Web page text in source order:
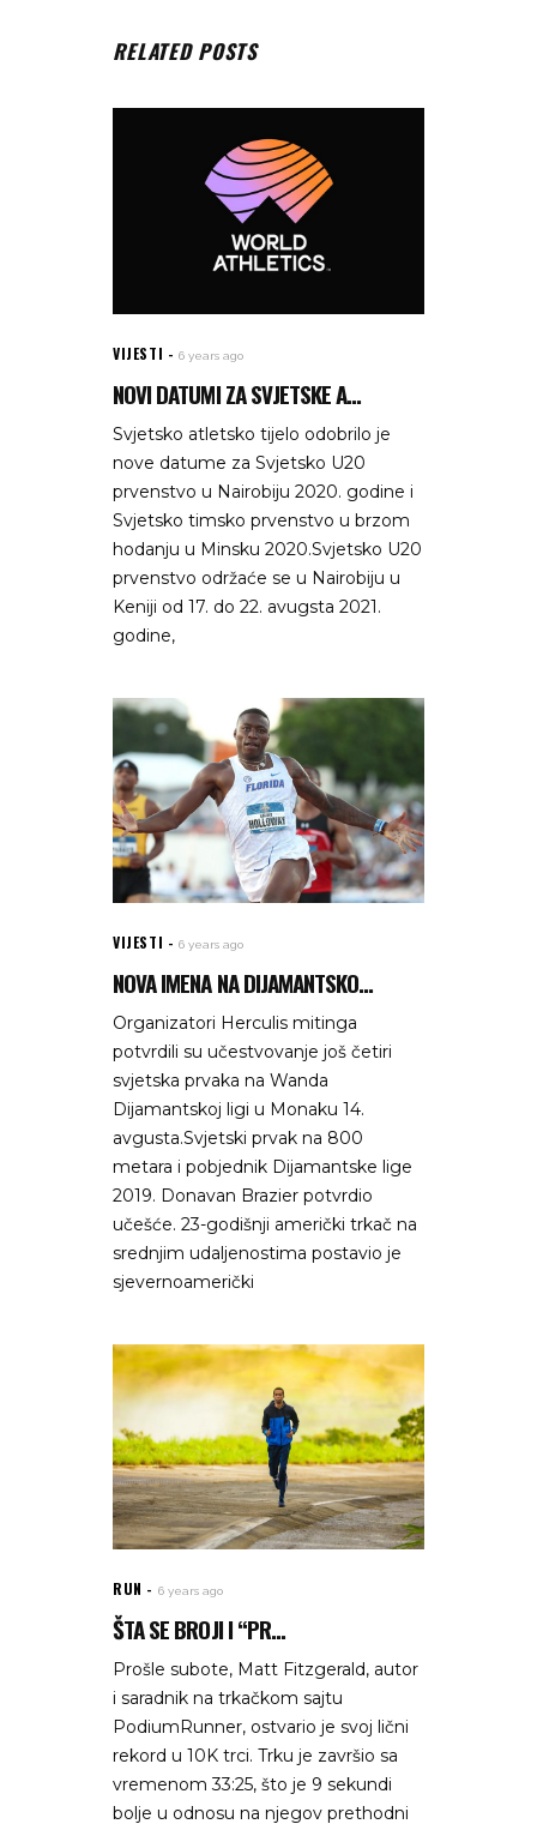
RELATED POSTS
VIJESTI 6 years ago
NOVI DATUMI ZA SVJETSKE A...
Svjetsko atletsko tijelo odobrilo je
nove datume za Svjetsko U20
prvenstvo u Nairobiju 2020. godine i
Svjetsko timsko prvenstvo u brzom
hodanju u Minsku 2020.Svjetsko U20
prvenstvo održaće se u Nairobiju u
Keniji od 17. do 22. avugsta 2021.
godine,
VIJESTI 6 years ago
NOVA IMENA NA DIJAMANTSKO...
Organizatori Herculis mitinga
potvrdili su učestvovanje još četiri
svjetska prvaka na Wanda
Dijamantskoj ligi u Monaku 14.
avgusta.Svjetski prvak na 800
metara i pobjednik Dijamantske lige
2019. Donavan Brazier potvrdio
učešće. 23-godišnji američki trkač na
srednjim udaljenostima postavio je
sjevernoamerički
RUN 6 years ago
ŠTA SE BROJI I “PR...
Prošle subote, Matt Fitzgerald, autor
i saradnik na trkačkom sajtu
PodiumRunner, ostvario je svoj lični
rekord u 10K trci. Trku je završio sa
vremenom 33:25, što je 9 sekundi
bolje u odnosu na njegov prethodni